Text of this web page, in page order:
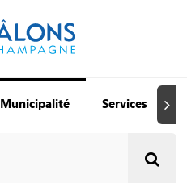
Municipalité Services